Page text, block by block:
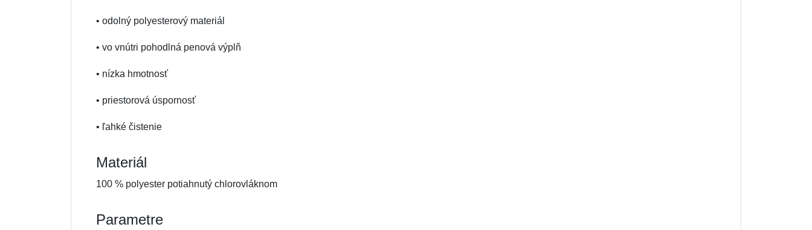
• odolný polyesterový materiál
• vo vnútri pohodlná penová výplň
• nízka hmotnosť
• priestorová úspornosť
• ľahké čistenie
Materiál
100 % polyester potiahnutý chlorovláknom
Parametre